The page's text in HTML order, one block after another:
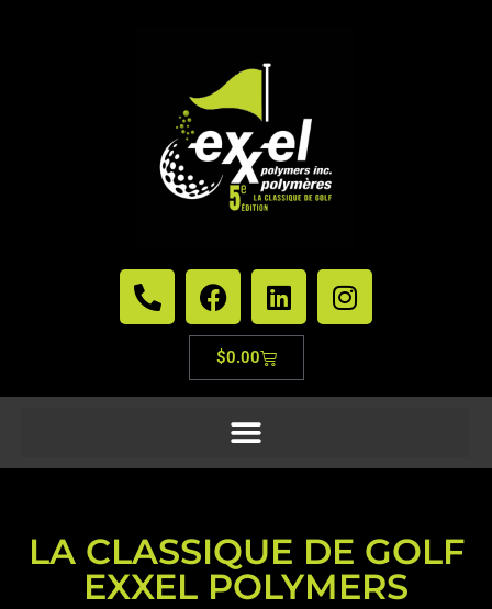
$0.00
LA CLASSIQUE DE GOLF
EXXEL POLYMERS